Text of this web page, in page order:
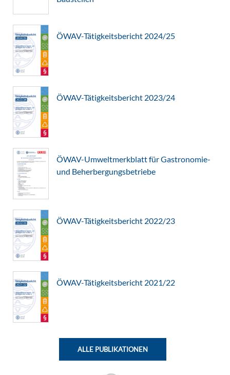
ÖWAV-Tätigkeitsbericht 2024/25
ÖWAV-Tätigkeitsbericht 2023/24
ÖWAV-Umweltmerkblatt für Gastronomie-
und Beherbergungsbetriebe
ÖWAV-Tätigkeitsbericht 2022/23
ÖWAV-Tätigkeitsbericht 2021/22
ALLE PUBLIKATIONEN